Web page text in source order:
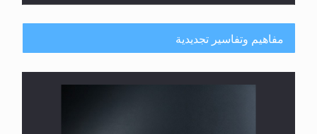
مفاهيم وتفاسير تجديدية